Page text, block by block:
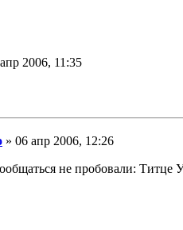
2006, 11:35
» 06 апр 2006, 12:26
не пробовали: